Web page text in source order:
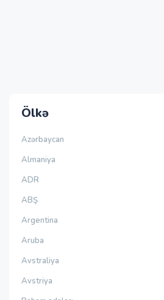
Ölkə
Azərbaycan
Almaniya
ADR
ABŞ
Argentina
Aruba
Avstraliya
Avstriya